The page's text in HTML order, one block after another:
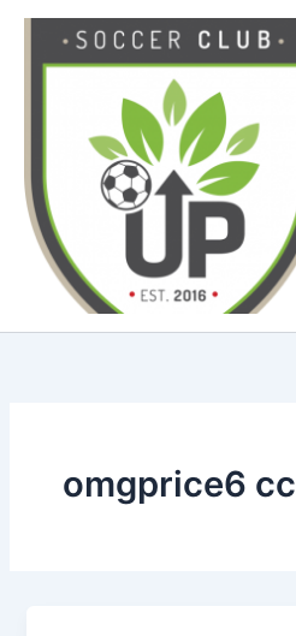
omgprice6 cc